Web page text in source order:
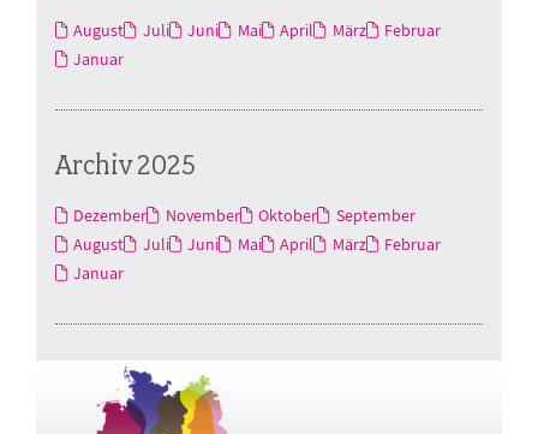
August Juli Juni Mai April März
Februar
Januar
Archiv 2025
Dezember November Oktober
September
August
Juli Juni Mai April März
Februar
Januar